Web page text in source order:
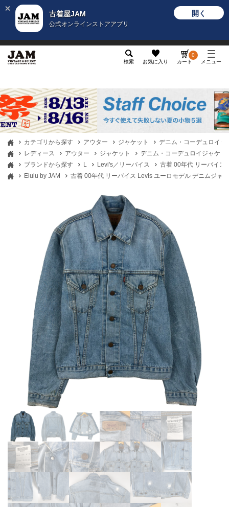
古着屋JAM
公式オンラインストアアプリ
開く
検索 お気に入り カート
0
メニュー
カテゴリから探す アウター ジャケット
デニム・コーデュロイジ
レディース
アウター ジャケット
デニム・コーデュロイジャケッ
ブランドから探す
L Levi's／リーバイス
古着 00年代 リーバイス
Elulu by JAM
古着 00年代 リーバイス Levis ユーロモデル デニムジャ